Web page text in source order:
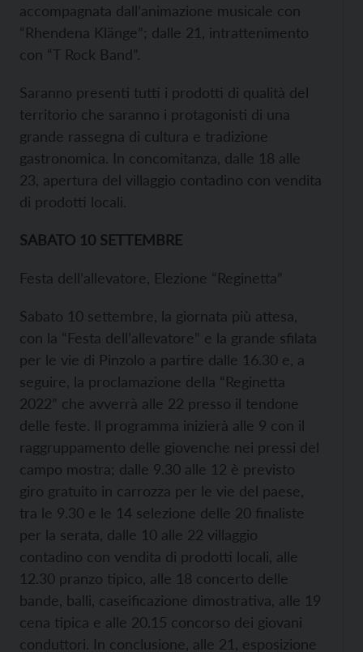
accompagnata dall’animazione musicale con
“Rhendena Klänge”; dalle 21, intrattenimento
con “T Rock Band”.
Saranno presenti tutti i prodotti di qualità del
territorio che saranno i protagonisti di una
grande rassegna di cultura e tradizione
gastronomica. In concomitanza, dalle 18 alle
23, apertura del villaggio contadino con vendita
di prodotti locali.
SABATO 10 SETTEMBRE
Festa dell’allevatore, Elezione “Reginetta”
Sabato 10 settembre, la giornata più attesa,
con la “Festa dell’allevatore” e la grande sfilata
per le vie di Pinzolo a partire dalle 16.30 e, a
seguire, la proclamazione della “Reginetta
2022” che avverrà alle 22 presso il tendone
delle feste. Il programma inizierà alle 9 con il
raggruppamento delle giovenche nei pressi del
campo mostra; dalle 9.30 alle 12 è previsto
giro gratuito in carrozza per le vie del paese,
tra le 9.30 e le 14 selezione delle 20 finaliste
per la serata, dalle 10 alle 22 villaggio
contadino con vendita di prodotti locali, alle
12.30 pranzo tipico, alle 18 concerto delle
bande, balli, caseificazione dimostrativa, alle 19
cena tipica e alle 20.15 concorso dei giovani
conduttori. In conclusione, alle 21, esposizione